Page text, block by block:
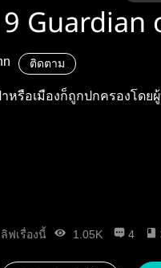
Guardian
ติดตาม
หรือเมืองก็ถูกปกครองโดย
ฟเรื่องนี้ 1.05K 4